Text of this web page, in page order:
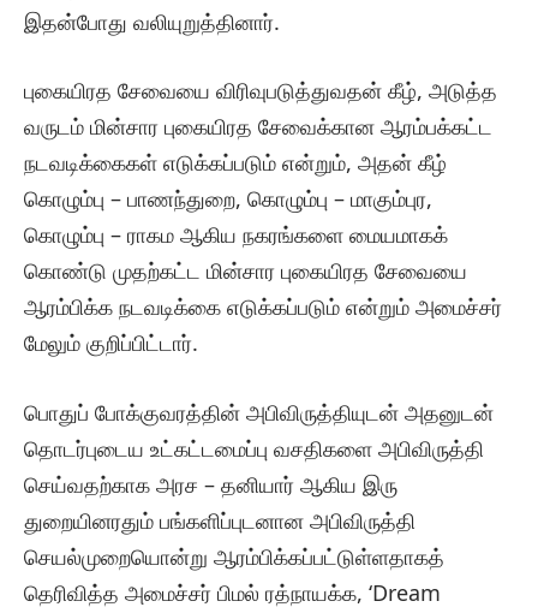
இதன்போது வலியுறுத்தினார்.
புகையிரத சேவையை விரிவுபடுத்துவதன் கீழ், அடுத்த
வருடம் மின்சார புகையிரத சேவைக்கான ஆரம்பக்கட்ட
நடவடிக்கைகள் எடுக்கப்படும் என்றும், அதன் கீழ்
கொழும்பு – பாணந்துறை, கொழும்பு – மாகும்புர,
கொழும்பு – ராகம ஆகிய நகரங்களை மையமாகக்
கொண்டு முதற்கட்ட மின்சார புகையிரத சேவையை
ஆரம்பிக்க நடவடிக்கை எடுக்கப்படும் என்றும் அமைச்சர்
மேலும் குறிப்பிட்டார்.
பொதுப் போக்குவரத்தின் அபிவிருத்தியுடன் அதனுடன்
தொடர்புடைய உட்கட்டமைப்பு வசதிகளை அபிவிருத்தி
செய்வதற்காக அரச – தனியார் ஆகிய இரு
துறையினரதும் பங்களிப்புடனான அபிவிருத்தி
செயல்முறையொன்று ஆரம்பிக்கப்பட்டுள்ளதாகத்
தெரிவித்த அமைச்சர் பிமல் ரத்நாயக்க, ‘Dream